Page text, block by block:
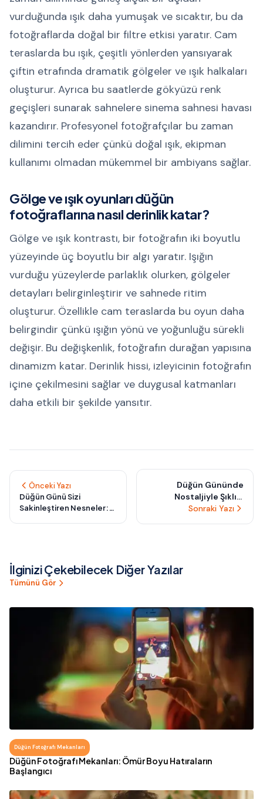
vurduğunda ışık daha yumuşak ve sıcaktır, bu da
fotoğraflarda doğal bir filtre etkisi yaratır. Cam
teraslarda bu ışık, çeşitli yönlerden yansıyarak
çiftin etrafında dramatik gölgeler ve ışık halkaları
oluşturur. Ayrıca bu saatlerde gökyüzü renk
geçişleri sunarak sahnelere sinema sahnesi havası
kazandırır. Profesyonel fotoğrafçılar bu zaman
dilimini tercih eder çünkü doğal ışık, ekipman
kullanımı olmadan mükemmel bir ambiyans sağlar.
Gölge ve ışık oyunları düğün
fotoğraflarına nasıl derinlik katar?
Gölge ve ışık kontrastı, bir fotoğrafın iki boyutlu
yüzeyinde üç boyutlu bir algı yaratır. Işığın
vurduğu yüzeylerde parlaklık olurken, gölgeler
detayları belirginleştirir ve sahnede ritim
oluşturur. Özellikle cam teraslarda bu oyun daha
belirgindir çünkü ışığın yönü ve yoğunluğu sürekli
değişir. Bu değişkenlik, fotoğrafın durağan yapısına
dinamizm katar. Derinlik hissi, izleyicinin fotoğrafın
içine çekilmesini sağlar ve duygusal katmanları
daha etkili bir şekilde yansıtır.
Önceki Yazı
Düğün Günü Sizi
Sakinleştiren Nesneler:
Sonraki Yazı
Düğün Gününde
Nostaljiyle Şıklığı
Buluştur: Aile
İlginizi Çekebilecek Diğer Yazılar
Tümünü Gör
Düğün Fotoğrafı Mekanları
Düğün Fotoğrafı Mekanları: Ömür Boyu Hatıraların
Başlangıcı